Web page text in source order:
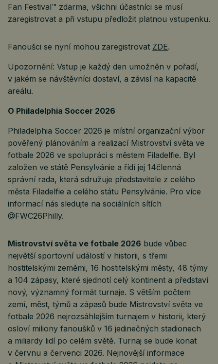
Fan Festival™ zdarma, všichni účastníci se musí
zaregistrovat a při vstupu předložit platnou vstupenku.
Fanoušci se nyní mohou zaregistrovat ZDE.
Upozornění: Vstup je každý den umožněn v pořadí,
v jakém se návštěvníci dostaví, a závisí na kapacitě
areálu.
O Philadelphia Soccer 2026
Philadelphia Soccer 2026 je místní organizační výbor
pověřený plánováním a realizací Mistrovství světa ve
fotbale 2026 ve spolupráci s městem Filadelfie. Byl
založen ve státě Pensylvánie a řídí jej 14členná
správní rada, která sdružuje představitele z celého
města Filadelfie a celého státu Pensylvánie. Pro více
informací nás sledujte na sociálních sítích
@FWC26Philly.
Mistrovství světa ve fotbale 2026 bude vůbec
největší sportovní událostí v historii, s třemi
hostitelskými zeměmi, 16 hostitelskými městy, 48 týmy
a 104 zápasy, které sjednotí celý kontinent a představí
nový, významný formát turnaje. S větším počtem
zemí, měst, týmů a zápasů bude Mistrovství světa ve
fotbale 2026 nejrozsáhlejším turnajem v historii, který
osloví miliony fanoušků v 16 jedinečných stadionech
a miliardy lidí po celém světě. Turnaj se bude konat
v červnu a červenci 2026. Nejnovější informace